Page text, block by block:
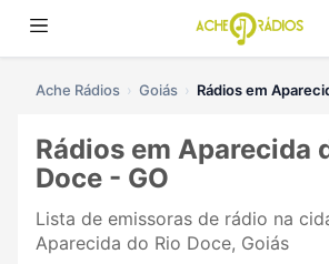
Ache Rádios Goiás Rádios em
Rádios em Aparecida
Doce - GO
Lista de emissoras de rádio na
Aparecida do Rio Doce, Goiás